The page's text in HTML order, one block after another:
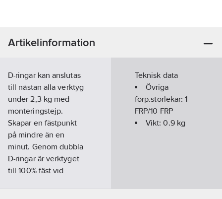
Artikelinformation
D-ringar kan anslutas
till nästan alla verktyg
under 2,3 kg med
monteringstejp.
Skapar en fästpunkt
på mindre än en
minut. Genom dubbla
D-ringar är verktyget
till 100% fäst vid
Teknisk data
Övriga
förp.storlekar:1
FRP/10 FRP
Vikt:0.9kg